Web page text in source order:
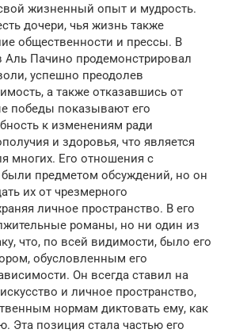
жизненный опыт и мудрость.
дочери, чья жизнь также
общественности и прессы. В
Аль Пачино продемонстрировал
успешно преодолев
а также отказавшись от
победы показывают его
к изменениям ради
и здоровья, что является
многих. Его отношения с
предметом обсуждений, но он
их от чрезмерного
личное пространство. В его
романы, но ни один из
что, по всей видимости, было его
обусловленным его
Он всегда ставил на
и личное пространство,
нормам диктовать ему, как
Эта позиция стала частью его